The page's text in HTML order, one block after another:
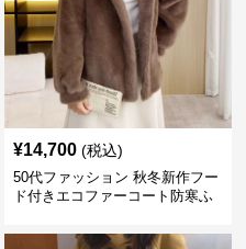
¥14,700 (税込)
50代ファッション 秋冬新作フー
ド付きエコファーコート防寒ふ